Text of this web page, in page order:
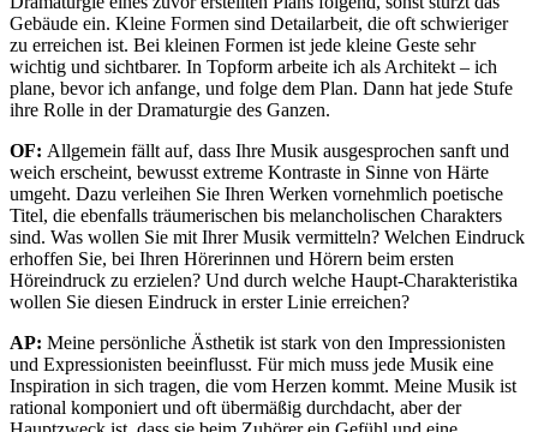
Gebäude ein. Kleine Formen sind Detailarbeit, die oft schwieriger
zu erreichen ist. Bei kleinen Formen ist jede kleine Geste sehr
wichtig und sichtbarer. In Topform arbeite ich als Architekt – ich
plane, bevor ich anfange, und folge dem Plan. Dann hat jede Stufe
ihre Rolle in der Dramaturgie des Ganzen.
OF: Allgemein fällt auf, dass Ihre Musik ausgesprochen sanft und
weich erscheint, bewusst extreme Kontraste in Sinne von Härte
umgeht. Dazu verleihen Sie Ihren Werken vornehmlich poetische
Titel, die ebenfalls träumerischen bis melancholischen Charakters
sind. Was wollen Sie mit Ihrer Musik vermitteln? Welchen Eindruck
erhoffen Sie, bei Ihren Hörerinnen und Hörern beim ersten
Höreindruck zu erzielen? Und durch welche Haupt-Charakteristika
wollen Sie diesen Eindruck in erster Linie erreichen?
AP: Meine persönliche Ästhetik ist stark von den Impressionisten
und Expressionisten beeinflusst. Für mich muss jede Musik eine
Inspiration in sich tragen, die vom Herzen kommt. Meine Musik ist
rational komponiert und oft übermäßig durchdacht, aber der